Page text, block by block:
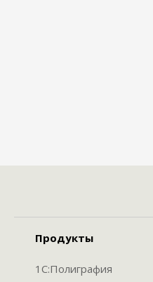
Продукты
1С:Полиграфия